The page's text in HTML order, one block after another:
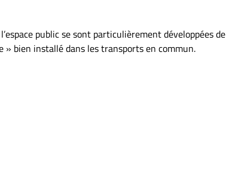
public se sont particulièrement développées
» bien installé dans les transports en commun.